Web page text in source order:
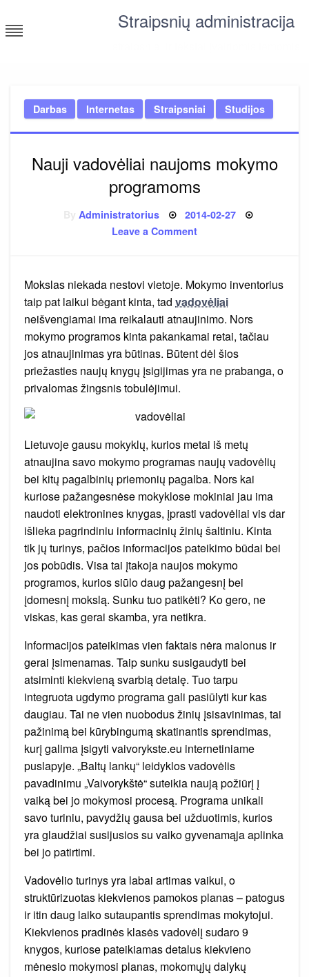
to
content
Straipsnių administracija
Darbas Internetas Straipsniai Studijos
Nauji vadovėliai naujoms mokymo
programoms
Administratorius Posted
2014-02-27
Leave a Commenton
programoms
Mokslas niekada nestovi vietoje. Mokymo inventorius
taip pat laikui bėgant kinta, tad vadovėliai
neišvengiamai ima reikalauti atnaujinimo. Nors
mokymo programos kinta pakankamai retai, tačiau
jos atnaujinimas yra būtinas. Būtent dėl šios
priežasties naujų knygų įsigijimas yra ne prabanga, o
privalomas žingsnis tobulėjimui.
Lietuvoje gausu mokyklų, kurios metai iš metų
atnaujina savo mokymo programas naujų vadovėlių
bei kitų pagalbinių priemonių pagalba. Nors kai
kuriose pažangesnėse mokyklose mokiniai jau ima
naudoti elektronines knygas, įprasti vadovėliai vis dar
išlieka pagrindiniu informacinių žinių šaltiniu. Kinta
tik jų turinys, pačios informacijos pateikimo būdai bei
jos pobūdis. Visa tai įtakoja naujos mokymo
programos, kurios siūlo daug pažangesnį bei
įdomesnį mokslą. Sunku tuo patikėti? Ko gero, ne
viskas, kas gerai skamba, yra netikra.
Informacijos pateikimas vien faktais nėra malonus ir
gerai įsimenamas. Taip sunku susigaudyti bei
atsiminti kiekvieną svarbią detalę. Tuo tarpu
integruota ugdymo programa gali pasiūlyti kur kas
daugiau. Tai ne vien nuobodus žinių įsisavinimas, tai
pažinimą bei kūrybingumą skatinantis sprendimas,
kurį galima įsigyti vaivorykste.eu internetiniame
puslapyje. „Baltų lankų“ leidyklos vadovėlis
pavadinimu „Vaivorykštė“ suteikia naują požiūrį į
vaiką bei jo mokymosi procesą. Programa unikali
savo turiniu, pavydžių gausa bei užduotimis, kurios
yra glaudžiai susijusios su vaiko gyvenamąja aplinka
bei jo patirtimi.
Vadovėlio turinys yra labai artimas vaikui, o
struktūrizuotas kiekvienos pamokos planas – patogus
ir itin daug laiko sutaupantis sprendimas mokytojui.
Kiekvienos pradinės klasės vadovėlį sudaro 9
knygos, kuriose pateikiamas detalus kiekvieno
mėnesio mokymosi planas, mokomųjų dalykų